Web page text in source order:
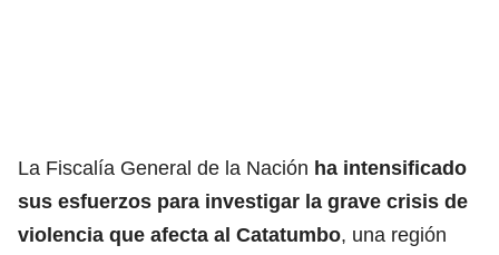
La Fiscalía General de la Nación ha intensificado
sus esfuerzos para investigar la grave crisis de
violencia que afecta al Catatumbo, una región